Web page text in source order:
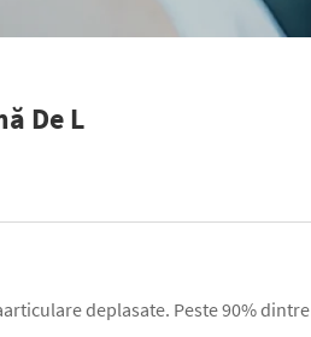
De L
deplasate. Peste 90% dintre